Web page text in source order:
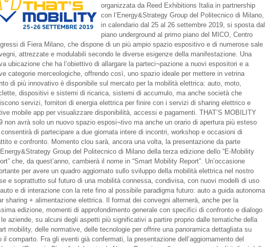
organizzata da Reed Exhibitions Italia in partnership
con l’Energy&Strategy Group del Politecnico di Milano,
in calendario dal 25 al 26 settembre 2019, si sposta dal
piano underground al primo piano del MICO, Centro
di Fiera Milano, che dispone di un più ampio spazio espositivo e di numerose sale
attrezzate e modulabili secondo le diverse esigenze della manifestazione. Una
ubicazione che ha l’obiettivo di allargare la parteci¬pazione a nuovi espositori e a
categorie merceologiche, offrendo così, uno spazio ideale per mettere in vetrina
di più innovativo è disponibile sul mercato per la mobilità elettrica: auto, moto,
dispositivi e sistemi di ricarica, sistemi di accumulo, ma anche società che
servizi, fornitori di energia elettrica per finire con i servizi di sharing elettrico e
mobile app per visualizzare disponibilità, accessi e pagamenti. THAT’S MOBILITY
non avrà solo un nuovo spazio esposi¬tivo ma anche un orario di apertura più esteso
di partecipare a due giornata intere di incontri, workshop e occasioni di
e confronto. Momento clou sarà, ancora una volta, la presentazione da parte
Group del Politecnico di Milano della terza edizione dello “E-Mobility
che, da quest’anno, cambierà il nome in “Smart Mobility Report”. Un’occasione
per avere un quadro aggiornato sullo sviluppo della mobilità elettrica nel nostro
e soprattutto sul futuro di una mobilità connessa, condivisa, con nuovi modelli di uso
e di interazione con la rete fino al possibile paradigma futuro: auto a guida autonoma
sharing + alimentazione elettrica. Il format dei convegni alternerà, anche per la
edizione, momenti di approfondimento generale con specifici di confronto e dialogo
aziende, su alcuni degli aspetti più significativi a partire proprio dalle tematiche della
mobility, delle normative, delle tecnologie per offrire una panoramica dettagliata su
il comparto. Fra gli eventi già confermati, la presentazione dell’aggiornamento del